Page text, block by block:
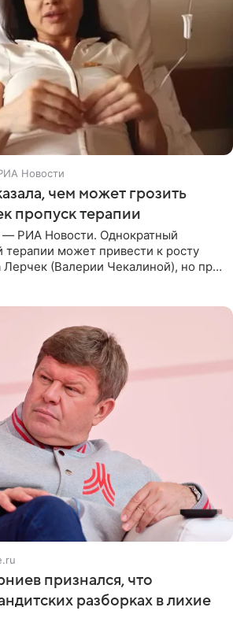
Новости
чем может грозить
пропуск терапии
РИА Новости. Однократный
терапии может привести к росту
Лерчек (Валерии Чекалиной), но при
признался, что
разборках в лихие